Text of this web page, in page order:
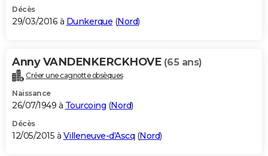
Décès
29/03/2016 à Dunkerque (Nord)
Anny VANDENKERCKHOVE (65 ans)
Créer une cagnotte obsèques
Naissance
26/07/1949 à Tourcoing (Nord)
Décès
12/05/2015 à Villeneuve-d'Ascq (Nord)